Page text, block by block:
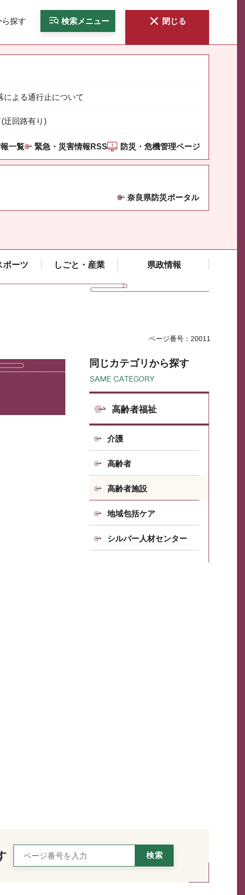
探す 検索メニュー 閉じる
による通行止について
迂回路有り)
一覧 緊急・災害情報RSS 防災・危機管理ページ
奈良県防災ポータル
ポーツ しごと・産業 県政情報
ページ番号：20011
同じカテゴリから探す
高齢者福祉
介護
高齢者
高齢者施設
地域包括ケア
シルバー人材センター